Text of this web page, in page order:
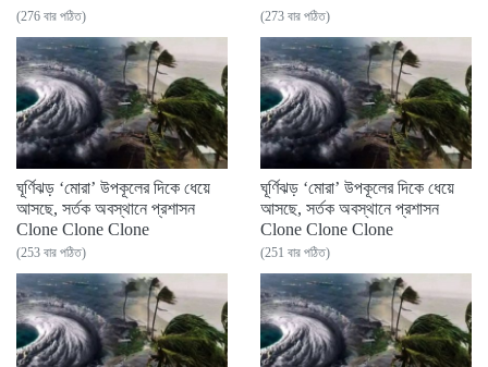
(276 বার পঠিত) (273 বার পঠিত)
ঘূর্ণিঝড় ‘মোরা’ উপকূলের দিকে ধেয়ে
আসছে, সর্তক অবস্থানে প্রশাসন
Clone Clone Clone
(253 বার পঠিত)
ঘূর্ণিঝড় ‘মোরা’ উপকূলের দিকে ধেয়ে
আসছে, সর্তক অবস্থানে প্রশাসন
Clone Clone Clone
(251 বার পঠিত)